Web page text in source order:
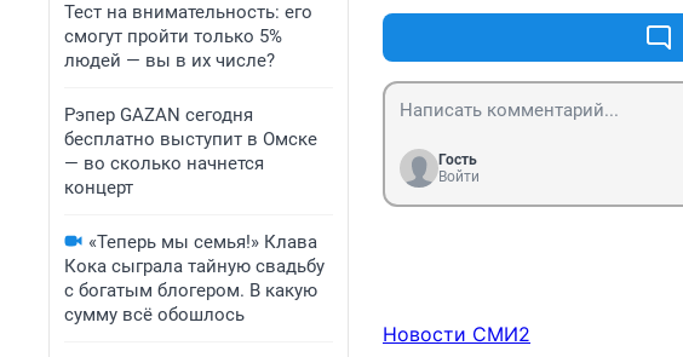
Тест на внимательность: его
смогут пройти только 5%
людей — вы в их числе?
Рэпер GAZAN сегодня
бесплатно выступит в Омске
— во сколько начнется
концерт
«Теперь мы семья!» Клава
Кока сыграла тайную свадьбу
с богатым блогером. В какую
сумму всё обошлось
Гость
Войти
Новости СМИ2